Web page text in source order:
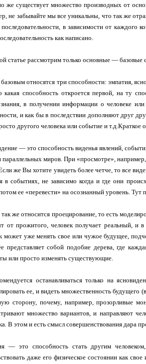
же существует множество производных от
не забывайте мы все уникальны, что так же
в зависимости от каждого
как написано.
статье рассмотрим только основные — базовые
относятся три способности: эмпатия,
какая способность откроется первой, на ту
в получении информации о человеке
и как бы в последствии дополняют друг
другого человека или событие и т.д.Краткое
— это способность виденья явлений,
параллельных миров. При «просмотре»,
же Вы хотите увидеть более четче, то все
в событиях, не зависимо когда и где они
ее «перевести» на осознанный уровень. Тут
же относится проецирование, то есть
от прожитого, человек получает реальный, и
может уже менять свое или чужое будущее,
представляет собой подобие дерева, где
или просто изменять существующие.
останавливаться только на
ее, и видеть множественность будущего
сторону, почему, например, прозорливые
множество вариантов, и направляют
В этом и есть смысл совершенствования дара
— это способность стать другим
даже его физическое состоянии как